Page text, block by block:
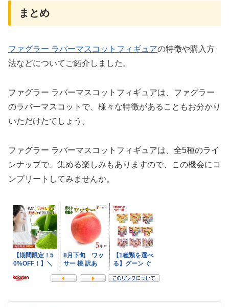
まとめ
ファグラー ラバーマスコットフィギュアの特徴や購入方
法などについてご紹介しました。
ファグラー ラバーマスコットフィギュアは、ファグラー
のラバーマスコットで、様々な特徴があることもお分かり
いただけたでしょう。
ファグラー ラバーマスコットフィギュアは、全5種のライ
ンナップで、集める楽しみもありますので、この機会にコ
ンプリートしてみませんか。